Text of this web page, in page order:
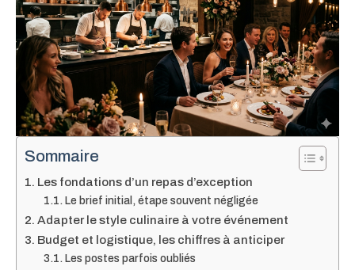
Sommaire
Les fondations d’un repas d’exception
Le brief initial, étape souvent négligée
Adapter le style culinaire à votre événement
Budget et logistique, les chiffres à anticiper
Les postes parfois oubliés